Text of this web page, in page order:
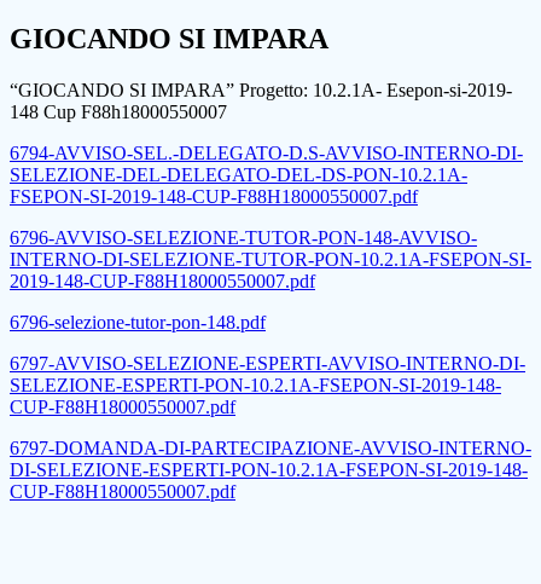
GIOCANDO SI IMPARA
“GIOCANDO SI IMPARA” Progetto: 10.2.1A- Esepon-si-2019-
148 Cup F88h18000550007
6794-AVVISO-SEL.-DELEGATO-D.S-AVVISO-INTERNO-DI-
SELEZIONE-DEL-DELEGATO-DEL-DS-PON-10.2.1A-
FSEPON-SI-2019-148-CUP-F88H18000550007.pdf
6796-AVVISO-SELEZIONE-TUTOR-PON-148-AVVISO-
INTERNO-DI-SELEZIONE-TUTOR-PON-10.2.1A-FSEPON-SI-
2019-148-CUP-F88H18000550007.pdf
6796-selezione-tutor-pon-148.pdf
6797-AVVISO-SELEZIONE-ESPERTI-AVVISO-INTERNO-DI-
SELEZIONE-ESPERTI-PON-10.2.1A-FSEPON-SI-2019-148-
CUP-F88H18000550007.pdf
6797-DOMANDA-DI-PARTECIPAZIONE-AVVISO-INTERNO-
DI-SELEZIONE-ESPERTI-PON-10.2.1A-FSEPON-SI-2019-148-
CUP-F88H18000550007.pdf